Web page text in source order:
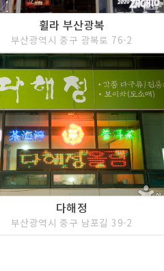
휠라 부산광복
부산광역시 중구 광복로 76-2
다해정
부산광역시 중구 남포길 39-2